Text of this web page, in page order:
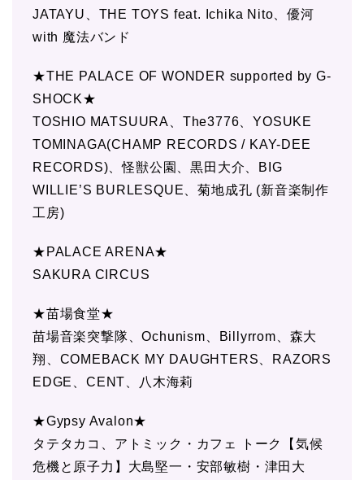
JATAYU、THE TOYS feat. Ichika Nito、優河
with 魔法バンド
★THE PALACE OF WONDER supported by G-
SHOCK★
TOSHIO MATSUURA、The3776、YOSUKE
TOMINAGA(CHAMP RECORDS / KAY-DEE
RECORDS)、怪獣公園、黒田大介、BIG
WILLIE’S BURLESQUE、菊地成孔 (新音楽制作
工房)
★PALACE ARENA★
SAKURA CIRCUS
★苗場食堂★
苗場音楽突撃隊、Ochunism、Billyrrom、森大
翔、COMEBACK MY DAUGHTERS、RAZORS
EDGE、CENT、八木海莉
★Gypsy Avalon★
タテタカコ、アトミック・カフェ トーク【気候
危機と原子力】大島堅一・安部敏樹・津田大